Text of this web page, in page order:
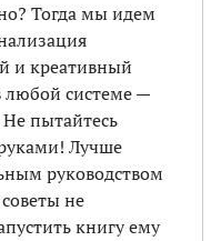
Тогда мы идем
и креативный
любой системе —
пытайтесь
Лучше
руководством
не
книгу ему